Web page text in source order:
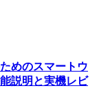
めのスマートウ
説明と実機レビ